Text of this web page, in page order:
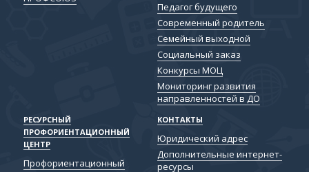
Педагог будущего
Современный родитель
Семейный выходной
Социальный заказ
Конкурсы МОЦ
Мониторинг развития
направленностей в ДО
РЕСУРСНЫЙ
ПРОФОРИЕНТАЦИОННЫЙ
ЦЕНТР
Профориентационный
КОНТАКТЫ
Юридический адрес
Дополнительные интернет-
ресурсы